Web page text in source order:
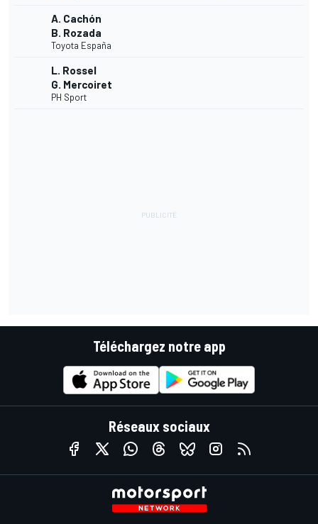
A. Cachón
B. Rozada
Toyota España
L. Rossel
G. Mercoiret
PH Sport
Téléchargez notre app
Réseaux sociaux